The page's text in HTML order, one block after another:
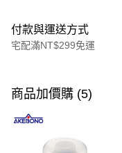
付款與運送方式
宅配滿NT$299免運
信用卡一次付款
LINE Pay
Apple Pay
商品加價購 (5)